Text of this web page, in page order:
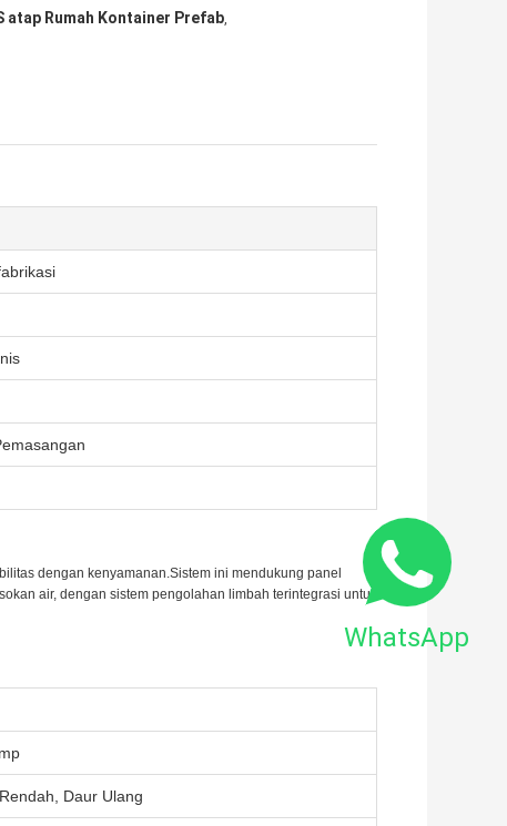
atap Rumah Kontainer Prefab,
dengan kenyamanan.Sistem ini mendukung panel
air, dengan sistem pengolahan limbah terintegrasi untuk
Daur Ulang
WhatsApp